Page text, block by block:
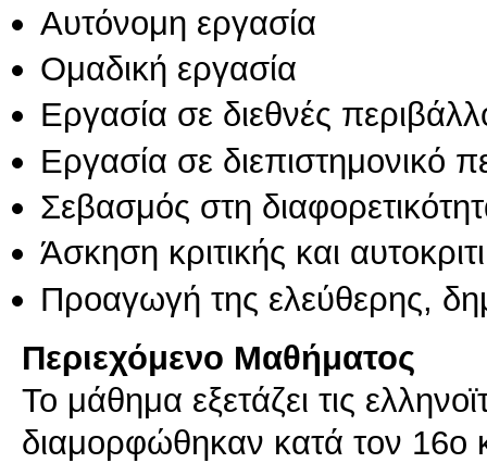
Αυτόνομη εργασία
Ομαδική εργασία
Εργασία σε διεθνές
Εργασία σε διεπιστημονικό
Σεβασμός στη
Άσκηση κριτικής και
Προαγωγή της ελεύθερης,
Περιεχόμενο Μαθήματος
Το μάθημα εξετάζει τις
διαμορφώθηκαν κατά τον 16ο